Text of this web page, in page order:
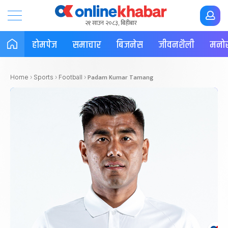
२१ साउन २०८३, बिहीबार
होमपेज समाचार बिजनेस जीवनशैली
Home › Sports › Football › Padam Kumar Tamang